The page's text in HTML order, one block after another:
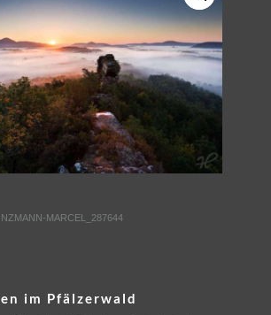
LEUCHTBILDER
IHR BILD
KONTAKT
MARCEL_287644
im Pfälzerwald